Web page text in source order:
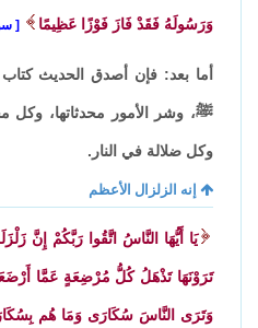
وَرَسُولَهُ فَقَدْ فَازَ فَوْزًا عَظِيمًا
أما بعد: فإن أصدق الحديث
ﷺ، وشر الأمور محدثاتها، وكل
وكل ضلالة في النار.
إنه الزلزال الأعظم
يَا أَيُّهَا النَّاسُ اتَّقُوا رَبَّكُمْ إِنَّ
تَرَوْنَهَا تَذْهَلُ كُلُّ مُرْضِعَةٍ عَمَّا
وَتَرَى النَّاسَ سُكَارَى وَمَا هُم